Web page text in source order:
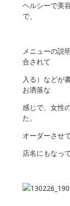
ヘルシーで美
で、
メニューの説
合されて
入る）などが
お洒落な
感じで、女性
た。
オーダーさせ
店名にもなっ